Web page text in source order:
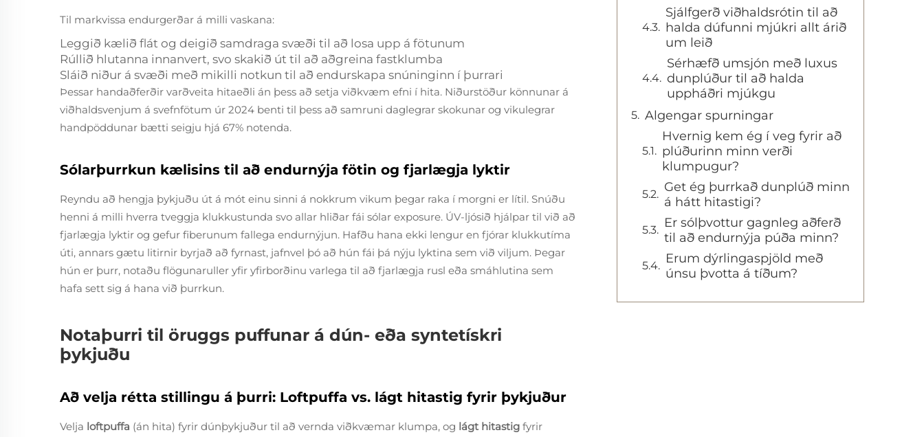
Til markvissa endurgerðar á milli vaskana:
Leggið kælið flát og deigið samdraga svæði til að losa upp á fötunum
Rúllið hlutanna innanvert, svo skakið út til að aðgreina fastklumba
Sláið niður á svæði með mikilli notkun til að endurskapa snúninginn í þurrari
Þessar handaðferðir varðveita hitaeðli án þess að setja viðkvæm efni í hita. Niðurstöður könnunar á
viðhaldsvenjum á svefnfötum úr 2024 benti til þess að samruni daglegrar skokunar og vikulegrar
handpöddunar bætti seigju hjá 67% notenda.
Sólarþurrkun kælisins til að endurnýja fötin og fjarlægja lyktir
Reyndu að hengja þykjuðu út á mót einu sinni á nokkrum vikum þegar raka í morgni er lítil. Snúðu
henni á milli hverra tveggja klukkustunda svo allar hliðar fái sólar exposure. ÚV-ljósið hjálpar til við að
fjarlægja lyktir og gefur fiberunum fallega endurnýjun. Hafðu hana ekki lengur en fjórar klukkutíma
úti, annars gætu litirnir byrjað að fyrnast, jafnvel þó að hún fái þá nýju lyktina sem við viljum. Þegar
hún er þurr, notaðu flögunaruller yfir yfirborðinu varlega til að fjarlægja rusl eða smáhlutina sem
hafa sett sig á hana við þurrkun.
Notaþurri til öruggs puffunar á dún- eða syntetískri
þykjuðu
Að velja rétta stillingu á þurri: Loftpuffa vs. lágt hitastig fyrir þykjuður
Velja loftpuffa (án hita) fyrir dúnþykjuður til að vernda viðkvæmar klumpa, og lágt hitastig fyrir
Sjálfgerð viðhaldsrótin til að
halda dúfunni mjúkri allt árið
um leið
Sérhæfð umsjón með luxus
dunplúður til að halda
uppháðri mjúkgu
Algengar spurningar
Hvernig kem ég í veg fyrir að
plúðurinn minn verði
klumpugur?
Get ég þurrkað dunplúð minn
á hátt hitastigi?
Er sólþvottur gagnleg aðferð
til að endurnýja púða minn?
Erum dýrlingaspjöld með
únsu þvotta á tíðum?